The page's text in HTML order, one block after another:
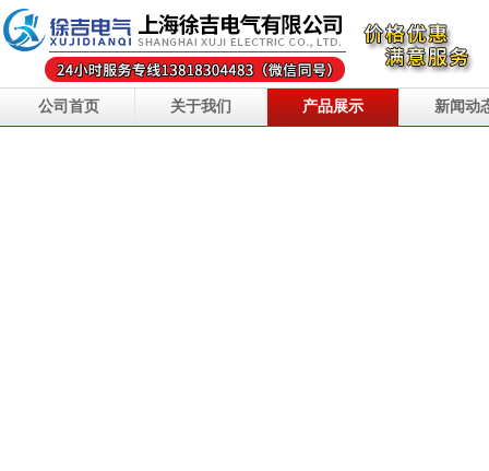
公司首页 关于我们 产品展示 新闻动